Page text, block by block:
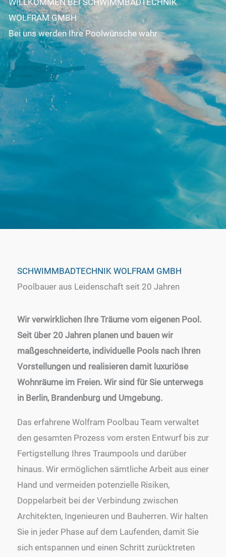
WILLKOMMEN BEI SCHWIMMBADTECHNIK
WOLFRAM GMBH
Bei uns werden Ihre Poolwünsche wahr
SCHWIMMBADTECHNIK WOLFRAM GMBH
Poolbauer aus Leidenschaft seit 20 Jahren
Wir verwirklichen Ihre Träume vom eigenen Pool.
Seit über 20 Jahren planen und bauen wir
maßgeschneiderte, individuelle Pools nach Ihren
Vorstellungen und realisieren damit luxuriöse
Wohnräume im Freien. Wir sind für Sie unterwegs
in Berlin, Brandenburg und Umgebung.
Das erfahrene Wolfram Poolbau Team verwaltet
den gesamten Prozess vom ersten Entwurf bis zur
Fertigstellung Ihres Traumpools und darüber
hinaus. Wir ermöglichen sämtliche Arbeit aus einer
Hand und vermeiden potenzielle Risiken,
Doppelarbeit bei der Verbindung zwischen
Architekten, Ingenieuren und Bauherren. Wir halten
Sie in jeder Phase auf dem Laufenden, damit Sie
sich entspannen und einen Schritt zurücktreten